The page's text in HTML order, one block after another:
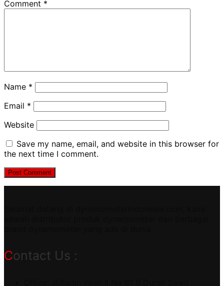
Comment *
Name *
Email *
Website
Save my name, email, and website in this browser for
the next time I comment.
Contact Us :